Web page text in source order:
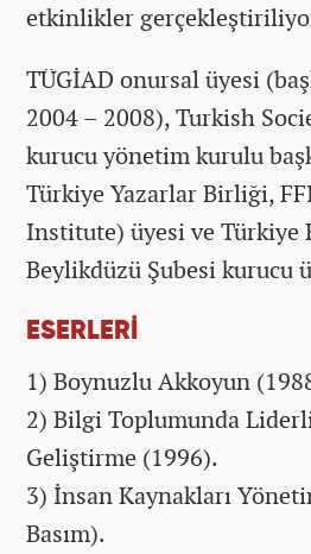
etkinlikler
TÜGİAD onursal üyesi
2004 – 2008), Turkish
kurucu yönetim kurulu
Türkiye Yazarlar Birliği,
Institute) üyesi ve Türkiye
Beylikdüzü Şubesi kurucu
ESERLERİ
1) Boynuzlu Akkoyun
2) Bilgi Toplumunda
Geliştirme (1996).
3) İnsan Kaynakları
Basım).